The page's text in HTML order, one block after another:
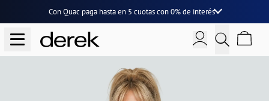
Con Quac paga hasta en 5 cuotascon0% de interés